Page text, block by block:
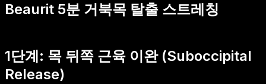
Beaurit 5분 거북목 탈출 스트레칭
1단계: 목 뒤쪽 근육 이완 (Suboccipital
Release)